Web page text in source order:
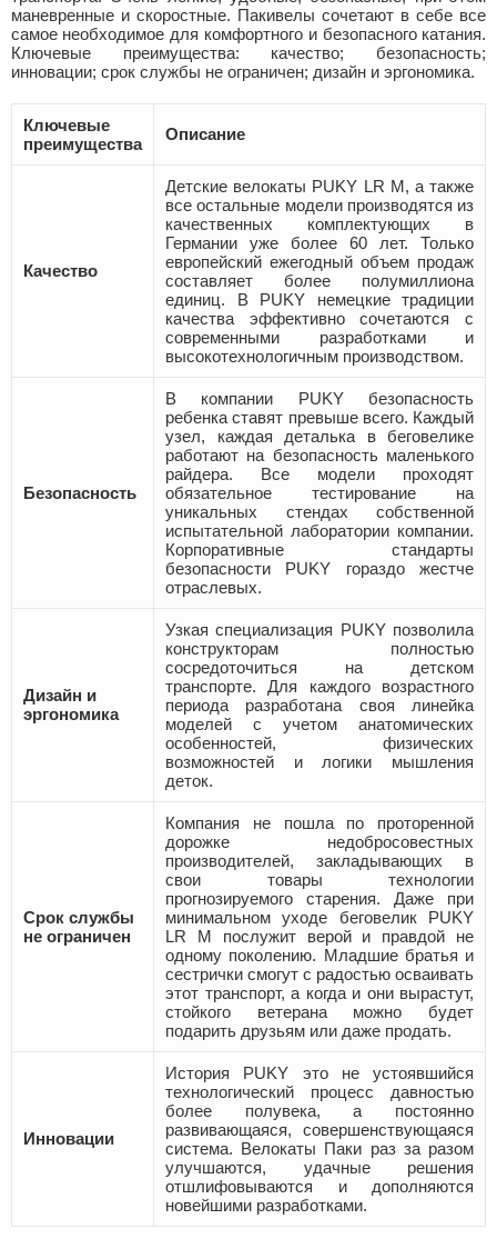
маневренные и скоростные. Пакивелы сочетают в себе все
самое необходимое для комфортного и безопасного катания.
Ключевые преимущества: качество; безопасность;
инновации; срок службы не ограничен; дизайн и эргономика.
Ключевые
преимущества
Описание
Качество
Детские велокаты PUKY LR M, а также
все остальные модели производятся из
качественных комплектующих в
Германии уже более 60 лет. Только
европейский ежегодный объем продаж
составляет более полумиллиона
единиц. В PUKY немецкие традиции
качества эффективно сочетаются с
современными разработками и
высокотехнологичным производством.
Безопасность
В компании PUKY безопасность
ребенка ставят превыше всего. Каждый
узел, каждая деталька в беговелике
работают на безопасность маленького
райдера. Все модели проходят
обязательное тестирование на
уникальных стендах собственной
испытательной лаборатории компании.
Корпоративные стандарты
безопасности PUKY гораздо жестче
отраслевых.
Дизайн и
эргономика
Узкая специализация PUKY позволила
конструкторам полностью
сосредоточиться на детском
транспорте. Для каждого возрастного
периода разработана своя линейка
моделей с учетом анатомических
особенностей, физических
возможностей и логики мышления
деток.
Срок службы
не ограничен
Компания не пошла по проторенной
дорожке недобросовестных
производителей, закладывающих в
свои товары технологии
прогнозируемого старения. Даже при
минимальном уходе беговелик PUKY
LR M послужит верой и правдой не
одному поколению. Младшие братья и
сестрички смогут с радостью осваивать
этот транспорт, а когда и они вырастут,
стойкого ветерана можно будет
подарить друзьям или даже продать.
Инновации
История PUKY это не устоявшийся
технологический процесс давностью
более полувека, а постоянно
развивающаяся, совершенствующаяся
система. Велокаты Паки раз за разом
улучшаются, удачные решения
отшлифовываются и дополняются
новейшими разработками.